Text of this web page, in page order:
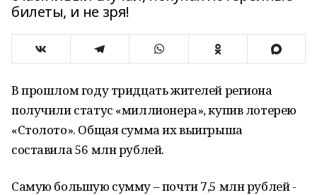
билеты, и не зря!
В прошлом году тридцать жителей региона
получили статус «миллионера», купив лотерею
«Столото». Общая сумма их выигрыша
составила 56 млн рублей.
Самую большую сумму – почти 7,5 млн рублей -